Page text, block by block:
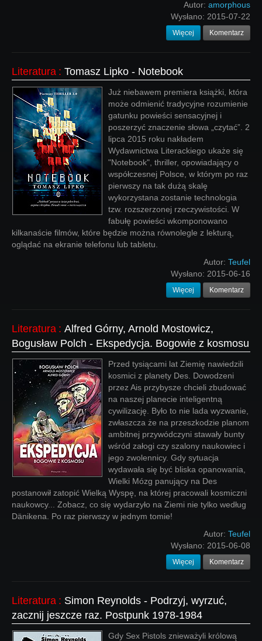
Autor: amorphous
Wysłano: 2015-07-22
Więcej Komentarz
Literatura : Tomasz Lipko - Notebook
Już niebawem premiera książki, która
może odmienić tradycyjne rozumienie
gatunku powieści sensacyjnej i
poszerzyć znaczenie słowa „czytać”. 2
lipca 2015 roku nakładem
Wydawnictwa Literackiego ukaże się
"Notebook", thriller, opowiadający o
współczesnej Polsce, w którym po raz
pierwszy na tak dużą skalę
wykorzystana zostanie technologia
tzw. rozszerzonej rzeczywistości. W
fabułę powieści wkomponowano
kilkanaście filmów, które będzie można równolegle z lekturą,
oglądać na ekranie telefonu lub tabletu.
Autor: Teufel
Wysłano: 2015-06-16
Więcej Komentarz
Literatura : Alfred Górny, Arnold Mostowicz,
Bogusław Polch - Ekspedycja. Bogowie z kosmosu
Przed tysiącami lat Ziemię nawiedzili
kosmici z planety Des. Dowodzeni
przez Ais przybysze chcieli zbudować
na naszej planecie inteligentną
cywilizację. Było to nie lada wyzwanie,
zwłaszcza że na przeszkodzie planom
ambitnej przywódczyni stawały bunty
wśród załogi czy szalony naukowiec i
jego zwolennicy. Gdy sytuacja
wydawała się być bliska opanowania,
Wielki Mózg panujący na Des
postanowił zatopić Wielką Wyspę, na której pracowali kosmiczni
naukowcy... Zobacz, co się wydarzyło na Ziemi nie tylko według
Dänikena. Po raz pierwszy w jednym tomie!
Autor: Teufel
Wysłano: 2015-06-08
Więcej Komentarz
Literatura : Simon Reynolds - Podrzyj, wyrzuć,
zacznij jeszcze raz. Postpunk 1978-1984
Gdy Sex Pistols znieważyli królową